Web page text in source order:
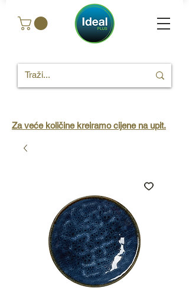
Za veće količine kreiramo cijene na upit.